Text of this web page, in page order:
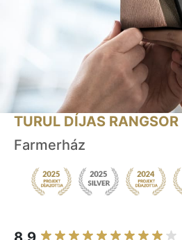
TURUL DÍJAS RANGSOR
Farmerház